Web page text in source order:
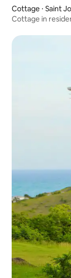
Cottage ⋅ Saint
Cottage in